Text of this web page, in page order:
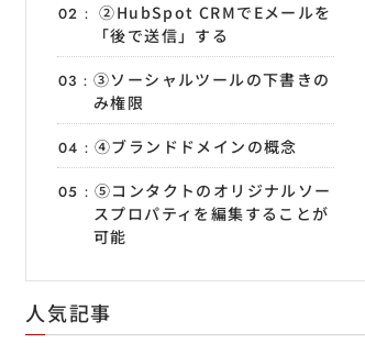
②HubSpot CRMでEメールを
「後で送信」する
③ソーシャルツールの下書きの
み権限
④ブランドドメインの概念
⑤コンタクトのオリジナルソー
スプロパティを編集することが
可能
人気記事